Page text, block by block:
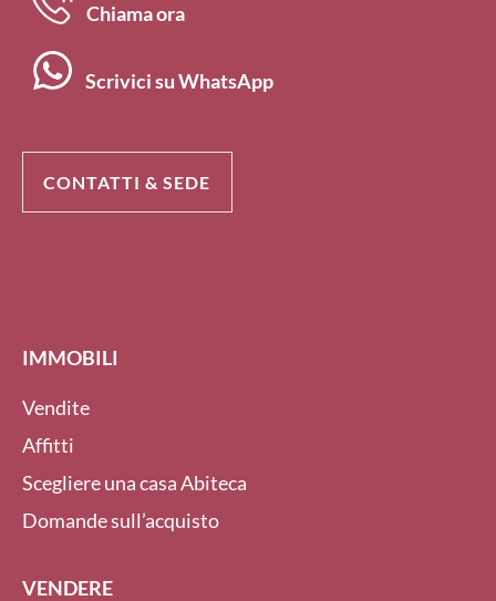
Chiama ora
Scrivici su WhatsApp
CONTATTI & SEDE
IMMOBILI
Vendite
Affitti
Scegliere una casa Abiteca
Domande sull’acquisto
VENDERE